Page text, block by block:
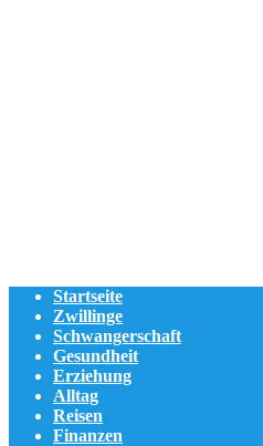
Startseite
Zwillinge
Schwangerschaft
Gesundheit
Erziehung
Alltag
Reisen
Finanzen